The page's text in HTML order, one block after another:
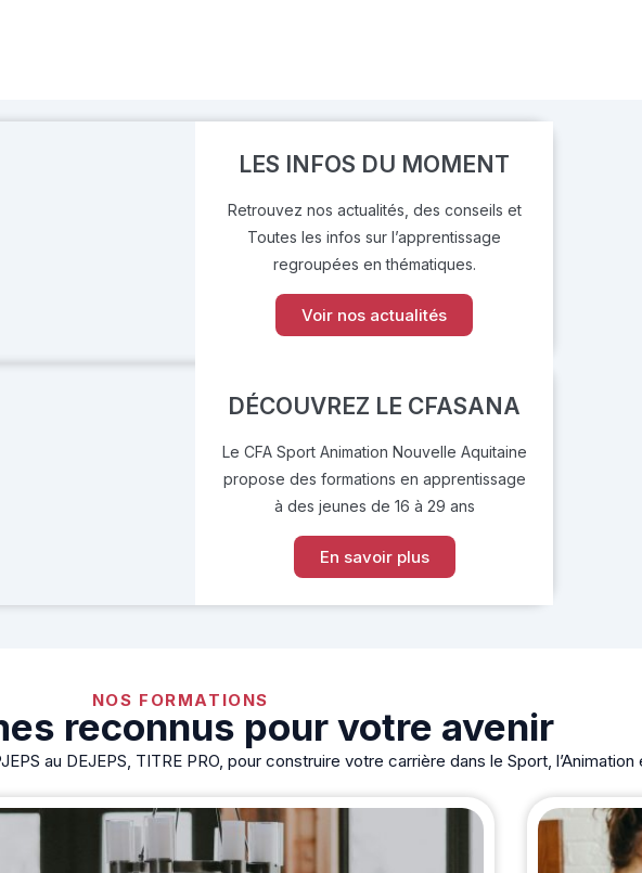
LES INFOS DU MOMENT
Retrouvez nos actualités, des conseils et
Toutes les infos sur l’apprentissage
regroupées en thématiques.
Voir nos actualités
DÉCOUVREZ LE CFASANA
Le CFA Sport Animation Nouvelle Aquitaine
propose des formations en apprentissage
à des jeunes de 16 à 29 ans
En savoir plus
NOS FORMATIONS
reconnus pour votre avenir
au DEJEPS, TITRE PRO, pour construire votre carrière dans le Sport,